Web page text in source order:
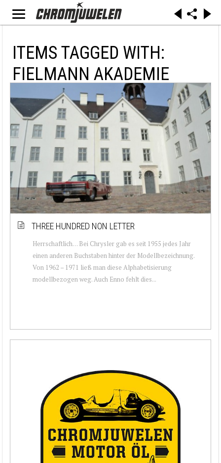
ITEMS TAGGED WITH:
FIELMANN AKADEMIE
THREE HUNDRED NON LETTER
Herrschaftlich… Bei Chrysler gab es seit 1955 jedes Jahr
einen anderen Buchstaben hinter der Modellbezeichnung.
Von 1962 – 1971 ließ man diese Alphabetisierung
modellbezogen weg. Auch Enno fehlt dies...